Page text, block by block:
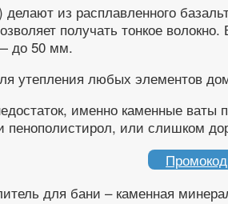
из расплавленного
получать тонкое
до 50 мм.
утепления любых элементов
именно каменные
пенополистирол, или слишком
для бани – каменная